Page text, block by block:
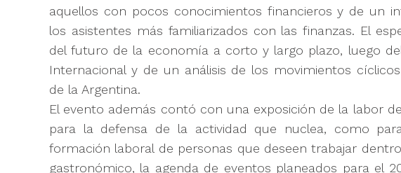
aquellos con pocos conocimientos financieros y de un
los asistentes más familiarizados con las finanzas. El
del futuro de la economía a corto y largo plazo, luego
Internacional y de un análisis de los movimientos
de la Argentina.
El evento además contó con una exposición de la labor
para la defensa de la actividad que nuclea, como
formación laboral de personas que deseen trabajar
gastronómico, la agenda de eventos planeados para el